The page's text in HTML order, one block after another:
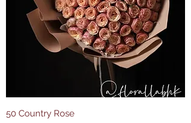
50 Country Rose